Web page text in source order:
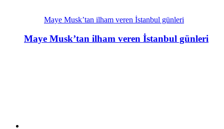
Maye Musk’tan ilham veren İstanbul günleri
Maye Musk’tan ilham veren İstanbul günleri